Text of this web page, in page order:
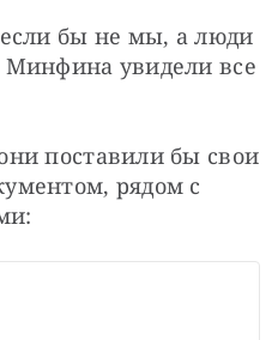
бы не мы, а люди
Минфина увидели все
поставили бы свои
рядом с